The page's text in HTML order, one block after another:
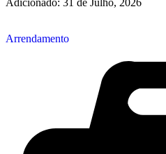
Adicionado: 31 de Julho, 2026
Arrendamento